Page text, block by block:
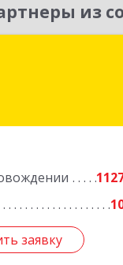
из
заявку
Респ, Элиста г,
заявку